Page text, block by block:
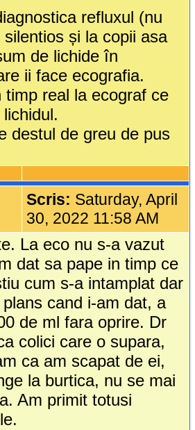
refluxul (nu
și la copii asa
de lichide în
ii face ecografia.
timp real la ecograf ce
destul de greu de pus
Scris: Saturday, April
30, 2022 11:58 AM
La eco nu s-a vazut
dat sa pape in timp ce
cum s-a intamplat dar
cand i-am dat, a
de ml fara oprire. Dr
colici care o supara,
ca am scapat de ei,
la burtica, nu se mai
Am primit totusi